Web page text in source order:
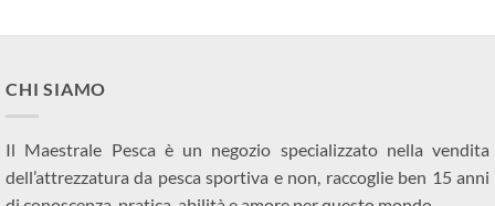
CHI SIAMO
Il Maestrale Pesca è un negozio specializzato nella vendita
dell’attrezzatura da pesca sportiva e non, raccoglie ben 15 anni